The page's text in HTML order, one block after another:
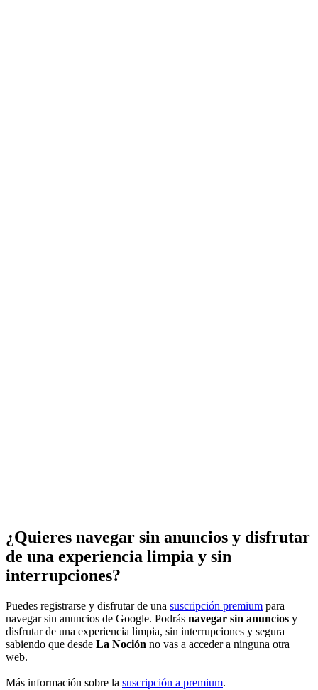
¿Quieres navegar sin anuncios y disfrutar
de una experiencia limpia y sin
interrupciones?
Puedes registrarse y disfrutar de una suscripción premium para
navegar sin anuncios de Google. Podrás navegar sin anuncios y
disfrutar de una experiencia limpia, sin interrupciones y segura
sabiendo que desde La Noción no vas a acceder a ninguna otra
web.
Más información sobre la suscripción a premium.